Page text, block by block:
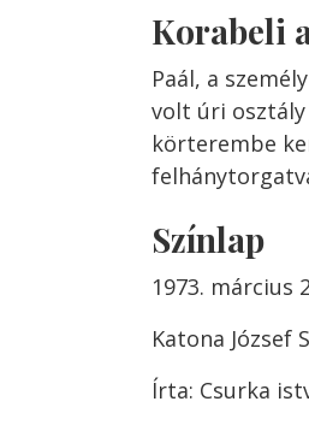
Korabeli
Paál, a
volt úri osztály
körterembe
Színlap
1973. március
Katona József
Írta: Csurka